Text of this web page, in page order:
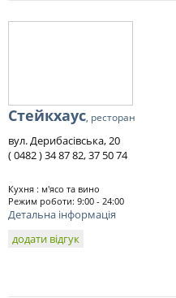
Стейкхаус, ресторан
вул. Дерибасівська, 20
( 0482 ) 34 87 82, 37 50 74
Кухня : м'ясо та вино
Режим роботи: 9:00 - 24:00
Детальна інформація
додати відгук